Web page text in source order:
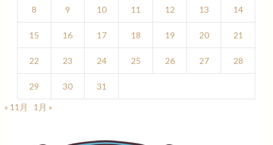
8 9 10 11 12 13 14
15 16 17 18 19 20 21
22 23 24 25 26 27 28
29 30
31
« 11月
1月 »